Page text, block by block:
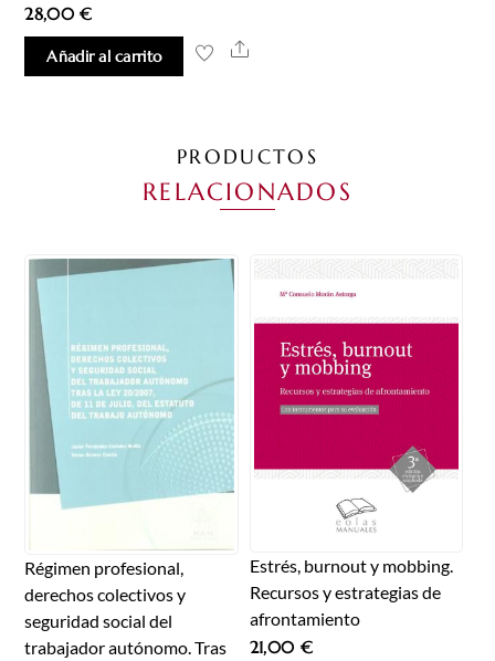
28,00€
Añadir al carrito Share
PRODUCTOS
RELACIONADOS
Régimen profesional,
derechos colectivos y
seguridad social del
trabajador autónomo. Tras
Estrés, burnout y mobbing.
Recursos y estrategias de
afrontamiento
21,00 €